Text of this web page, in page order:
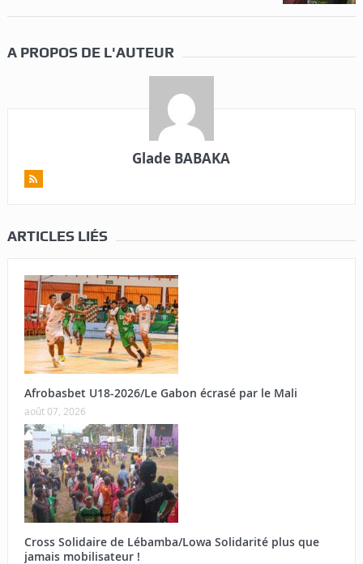
A PROPOS DE L'AUTEUR
Glade BABAKA
ARTICLES LIÉS
Afrobasbet U18-2026/Le Gabon écrasé par le Mali
août 07, 2026
Cross Solidaire de Lébamba/Lowa Solidarité plus que
jamais mobilisateur !